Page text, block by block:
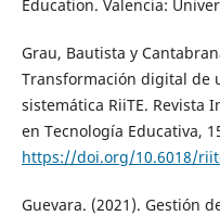
Education. Valencia:
Grau, Bautista y
Transformación digital de
sistemática RiiTE. Revista
en Tecnología Educativa,
https://doi.org/10.6018/
Guevara. (2021). Gestión